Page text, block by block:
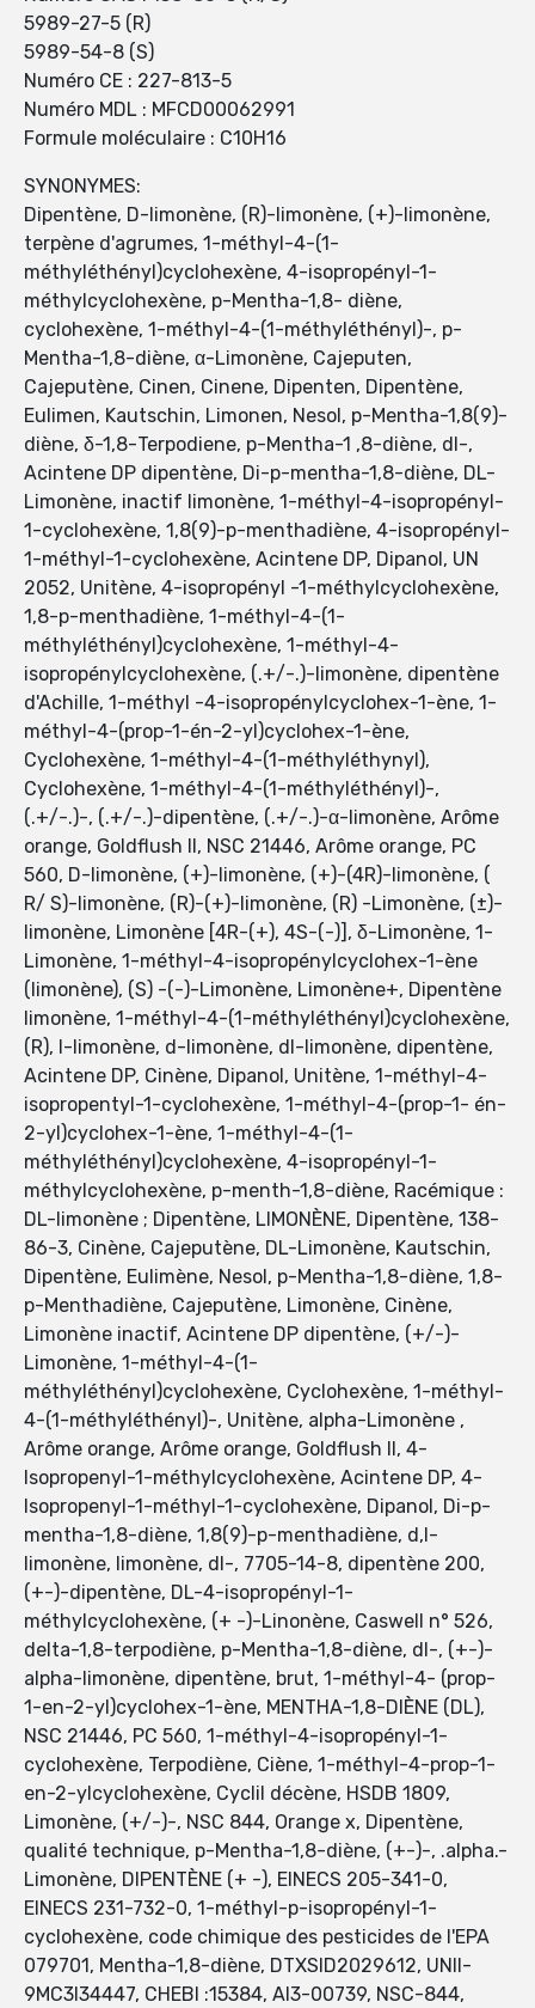
5989-27-5 (R)
5989-54-8 (S)
Numéro CE : 227-813-5
Numéro MDL : MFCD00062991
Formule moléculaire : C10H16
SYNONYMES:
Dipentène, D-limonène, (R)-limonène, (+)-limonène,
terpène d'agrumes, 1-méthyl-4-(1-
méthyléthényl)cyclohexène, 4-isopropényl-1-
méthylcyclohexène, p-Mentha-1,8- diène,
cyclohexène, 1-méthyl-4-(1-méthyléthényl)-, p-
Mentha-1,8-diène, α-Limonène, Cajeputen,
Cajeputène, Cinen, Cinene, Dipenten, Dipentène,
Eulimen, Kautschin, Limonen, Nesol, p-Mentha-1,8(9)-
diène, δ-1,8-Terpodiene, p-Mentha-1 ,8-diène, dl-,
Acintene DP dipentène, Di-p-mentha-1,8-diène, DL-
Limonène, inactif limonène, 1-méthyl-4-isopropényl-
1-cyclohexène, 1,8(9)-p-menthadiène, 4-isopropényl-
1-méthyl-1-cyclohexène, Acintene DP, Dipanol, UN
2052, Unitène, 4-isopropényl -1-méthylcyclohexène,
1,8-p-menthadiène, 1-méthyl-4-(1-
méthyléthényl)cyclohexène, 1-méthyl-4-
isopropénylcyclohexène, (.+/-.)-limonène, dipentène
d'Achille, 1-méthyl -4-isopropénylcyclohex-1-ène, 1-
méthyl-4-(prop-1-én-2-yl)cyclohex-1-ène,
Cyclohexène, 1-méthyl-4-(1-méthyléthynyl),
Cyclohexène, 1-méthyl-4-(1-méthyléthényl)-,
(.+/-.)-, (.+/-.)-dipentène, (.+/-.)-α-limonène, Arôme
orange, Goldflush II, NSC 21446, Arôme orange, PC
560, D-limonène, (+)-limonène, (+)-(4R)-limonène, (
R/ S)-limonène, (R)-(+)-limonène, (R) -Limonène, (±)-
limonène, Limonène [4R-(+), 4S-(-)], δ-Limonène, 1-
Limonène, 1-méthyl-4-isopropénylcyclohex-1-ène
(limonène), (S) -(-)-Limonène, Limonène+, Dipentène
limonène, 1-méthyl-4-(1-méthyléthényl)cyclohexène,
(R), l-limonène, d-limonène, dl-limonène, dipentène,
Acintene DP, Cinène, Dipanol, Unitène, 1-méthyl-4-
isopropentyl-1-cyclohexène, 1-méthyl-4-(prop-1- én-
2-yl)cyclohex-1-ène, 1-méthyl-4-(1-
méthyléthényl)cyclohexène, 4-isopropényl-1-
méthylcyclohexène, p-menth-1,8-diène, Racémique :
DL-limonène ; Dipentène, LIMONÈNE, Dipentène, 138-
86-3, Cinène, Cajeputène, DL-Limonène, Kautschin,
Dipentène, Eulimène, Nesol, p-Mentha-1,8-diène, 1,8-
p-Menthadiène, Cajeputène, Limonène, Cinène,
Limonène inactif, Acintene DP dipentène, (+/-)-
Limonène, 1-méthyl-4-(1-
méthyléthényl)cyclohexène, Cyclohexène, 1-méthyl-
4-(1-méthyléthényl)-, Unitène, alpha-Limonène ,
Arôme orange, Arôme orange, Goldflush II, 4-
Isopropenyl-1-méthylcyclohexène, Acintene DP, 4-
Isopropenyl-1-méthyl-1-cyclohexène, Dipanol, Di-p-
mentha-1,8-diène, 1,8(9)-p-menthadiène, d,l-
limonène, limonène, dl-, 7705-14-8, dipentène 200,
(+-)-dipentène, DL-4-isopropényl-1-
méthylcyclohexène, (+ -)-Linonène, Caswell n° 526,
delta-1,8-terpodiène, p-Mentha-1,8-diène, dl-, (+-)-
alpha-limonène, dipentène, brut, 1-méthyl-4- (prop-
1-en-2-yl)cyclohex-1-ène, MENTHA-1,8-DIÈNE (DL),
NSC 21446, PC 560, 1-méthyl-4-isopropényl-1-
cyclohexène, Terpodiène, Ciène, 1-méthyl-4-prop-1-
en-2-ylcyclohexène, Cyclil décène, HSDB 1809,
Limonène, (+/-)-, NSC 844, Orange x, Dipentène,
qualité technique, p-Mentha-1,8-diène, (+-)-, .alpha.-
Limonène, DIPENTÈNE (+ -), EINECS 205-341-0,
EINECS 231-732-0, 1-méthyl-p-isopropényl-1-
cyclohexène, code chimique des pesticides de l'EPA
079701, Mentha-1,8-diène, DTXSID2029612, UNII-
9MC3I34447, CHEBI :15384, AI3-00739, NSC-844,